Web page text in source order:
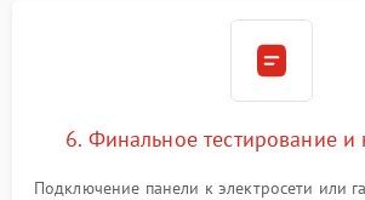
6. Финальное тестирование и
Подключение панели к электросети или